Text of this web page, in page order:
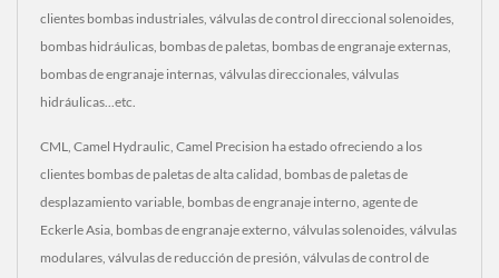
clientes bombas industriales, válvulas de control direccional solenoides,
bombas hidráulicas, bombas de paletas, bombas de engranaje externas,
bombas de engranaje internas, válvulas direccionales, válvulas
hidráulicas...etc.
CML, Camel Hydraulic, Camel Precision ha estado ofreciendo a los
clientes bombas de paletas de alta calidad, bombas de paletas de
desplazamiento variable, bombas de engranaje interno, agente de
Eckerle Asia, bombas de engranaje externo, válvulas solenoides, válvulas
modulares, válvulas de reducción de presión, válvulas de control de